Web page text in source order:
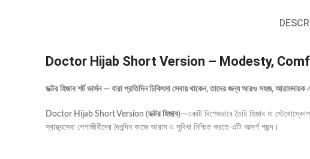
Doctor Hijab Short Version – Modesty,
ডক্টর হিজাব শর্ট ভার্সন — যারা প্রতিদিন চিকিৎসা সেবায় থাকেন, তাদের জন্য আরও সহজ,
Doctor Hijab Short Version (ডক্টর হিজাব)—একটি বিশেষভাবে তৈরি হিজাব যা
স্বাস্থ্যসেবা পেশাজীবীদের দৈনন্দিন কাজে আরাম ও সুবিধা নিশ্চিত করতে এটি আদর্শ পছন্দ।